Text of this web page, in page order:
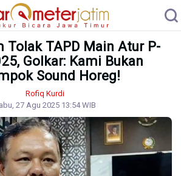
Tolak TAPD Main Atur P-
Golkar: Kami Bukan
Sound Horeg!
Rofiq Kurdi
27 Agu 2025 13:54 WIB